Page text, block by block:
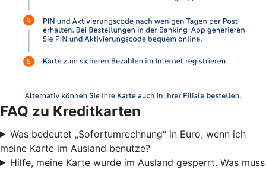
FAQ zu Kreditkarten
Was bedeutet „Sofortumrechnung“ in Euro, wenn ich
meine Karte im Ausland benutze?
Hilfe, meine Karte wurde im Ausland gesperrt. Was muss